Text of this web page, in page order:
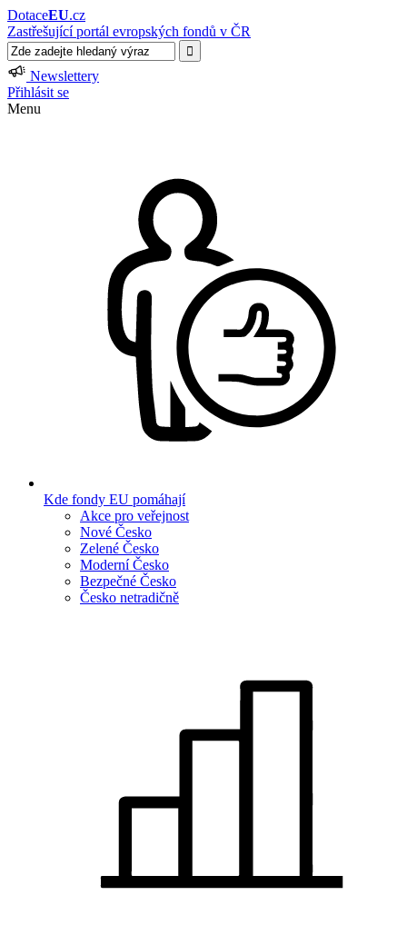
DotaceEU.cz
Zastřešující portál evropských fondů v ČR
Newslettery
Přihlásit se
Menu
Kde fondy EU pomáhají
Akce pro veřejnost
Nové Česko
Zelené Česko
Moderní Česko
Bezpečné Česko
Česko netradičně